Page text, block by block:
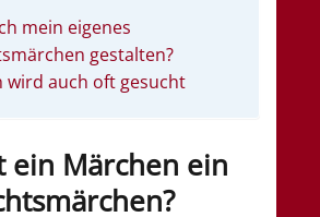
mein eigenes
gestalten?
wird auch oft gesucht
ein Märchen ein